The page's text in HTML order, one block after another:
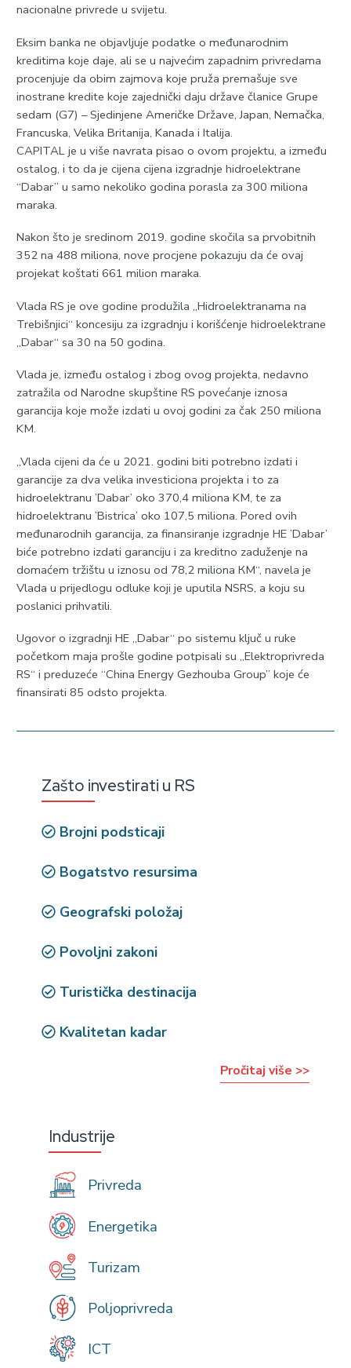
nacionalne privrede u svijetu.
Eksim banka ne objavljuje podatke o međunarodnim
kreditima koje daje, ali se u najvećim zapadnim privredama
procenjuje da obim zajmova koje pruža premašuje sve
inostrane kredite koje zajednički daju države članice Grupe
sedam (G7) – Sjedinjene Američke Države, Japan, Nemačka,
Francuska, Velika Britanija, Kanada i Italija.
CAPITAL je u više navrata pisao o ovom projektu, a između
ostalog, i to da je cijena cijena izgradnje hidroelektrane
“Dabar” u samo nekoliko godina porasla za 300 miliona
maraka.
Nakon što je sredinom 2019. godine skočila sa prvobitnih
352 na 488 miliona, nove procjene pokazuju da će ovaj
projekat koštati 661 milion maraka.
Vlada RS je ove godine produžila „Hidroelektranama na
Trebišnjici“ koncesiju za izgradnju i korišćenje hidroelektrane
„Dabar“ sa 30 na 50 godina.
Vlada je, između ostalog i zbog ovog projekta, nedavno
zatražila od Narodne skupštine RS povećanje iznosa
garancija koje može izdati u ovoj godini za čak 250 miliona
KM.
„Vlada cijeni da će u 2021. godini biti potrebno izdati i
garancije za dva velika investiciona projekta i to za
hidroelektranu ’Dabar’ oko 370,4 miliona KM, te za
hidroelektranu ’Bistrica’ oko 107,5 miliona. Pored ovih
međunarodnih garancija, za finansiranje izgradnje HE ’Dabar’
biće potrebno izdati garanciju i za kreditno zaduženje na
domaćem tržištu u iznosu od 78,2 miliona КM“, navela je
Vlada u prijedlogu odluke koji je uputila NSRS, a koju su
poslanici prihvatili.
Ugovor o izgradnji HE „Dabar“ po sistemu ključ u ruke
početkom maja prošle godine potpisali su „Elektroprivreda
RS“ i preduzeće “China Energy Gezhouba Group” koje će
finansirati 85 odsto projekta.
Zašto investirati u RS
Brojni podsticaji
Bogatstvo resursima
Geografski položaj
Povoljni zakoni
Turistička destinacija
Kvalitetan kadar
Pročitaj više >>
Industrije
Privreda
Energetika
Turizam
Poljoprivreda
ICT